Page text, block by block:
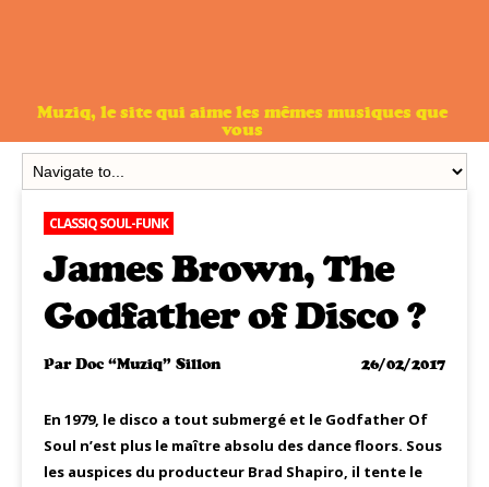
Muziq, le site qui aime les mêmes musiques que
vous
CLASSIQ SOUL-FUNK
James Brown, The
Godfather of Disco ?
ParDoc “Muziq” Sillon 26/02/2017
En 1979, le disco a tout submergé et le Godfather Of
Soul n’est plus le maître absolu des dance floors. Sous
les auspices du producteur Brad Shapiro, il tente le